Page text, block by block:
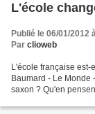
L'école
Publié le 06/01/2012
Par clioweb
L'école française
Baumard - Le
saxon ? Qu'en